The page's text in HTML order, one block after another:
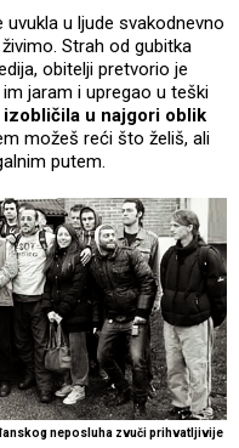
uvukla u ljude svakodnevno
Strah od gubitka
obitelji pretvorio je
jaram i upregao u teški
izobličila u najgori oblik
možeš reći što želiš, ali
putem.
neposluha zvuči prihvatljivije